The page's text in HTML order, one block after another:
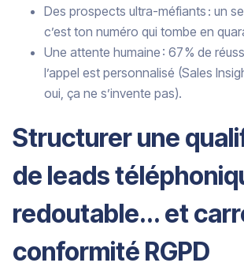
Des prospects ultra-méfiants : un
c’est ton numéro qui tombe en
Une attente humaine : 67 % de
l’appel est personnalisé (Sales
oui, ça ne s’invente pas).
Structurer une
de leads
redoutable... et
conformité RGPD